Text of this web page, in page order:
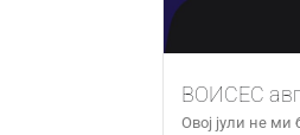
ВОИСЕС
Овој јули не